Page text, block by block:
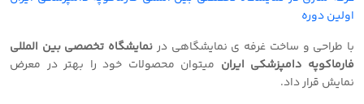
اولین دوره
با طراحی و ساخت غرفه ی نمایشگاهی در نمایشگاه تخصصی بین المللی
فارماکوپه دامپزشکی ایران میتوان محصولات خود را بهتر در معرض
نمایش قرار داد.